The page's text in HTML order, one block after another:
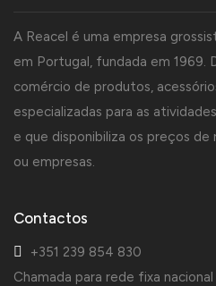
A Reacel é uma empresa
em Portugal, fundada em 1969.
comércio de produtos,
especializadas para as
e que disponibiliza os preços de
ou empresas.
Contactos
+351 239 854 830
Chamada para rede fixa nacional